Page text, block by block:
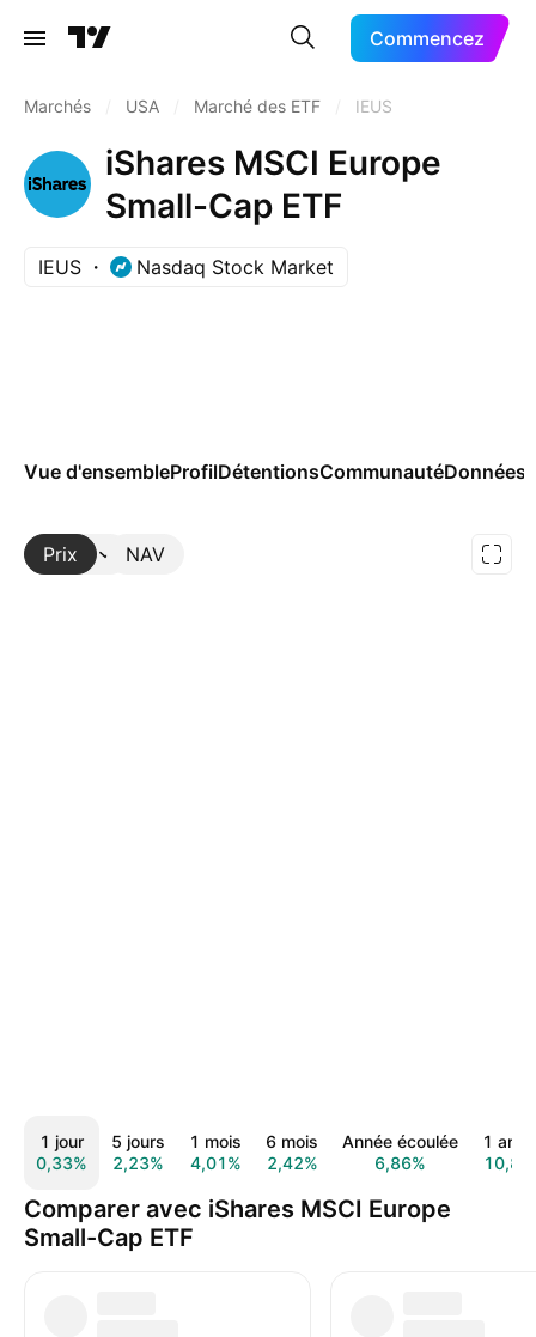
Commencez
Marchés USA Marché des ETF IEUS
iShares MSCI Europe
Small-Cap ETF
IEUS Nasdaq Stock Market
Vue d'ensembleProfilDétentionsCommunautéDonnées
Prix NAV
Plus
1 jour
0,33%
5 jours
2,23%
1 mois
4,01%
6 mois
2,42%
Année écoulée
6,86%
1
Comparer avec iShares MSCI Europe
Small-Cap ETF